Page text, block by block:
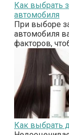
Как выбрать
автомобиля
При выборе
автомобиля
факторов,
Как выбрать